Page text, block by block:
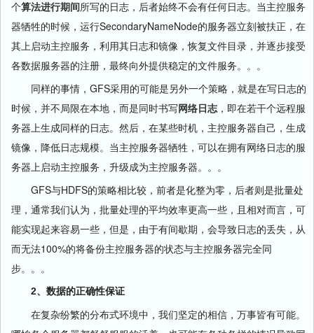
个算法进行期间所写的日志，后者始终不会有任何日志。当主控服务
器牺牲的时候，运行SecondaryNameNode的服务器立刻被扶正，在
其上启动主控服务，利用其日志和镜像，恢复文件目录，并逐步接受
各数据服务器的注册，最终向外提供稳定的文件服务。。。
同样的事情，GFS采用的可能是另外一个策略，就是在写日志的
时候，并不局限在本地，而是同时书写网络日志，即在若干个远程服
务器上生成同样的日志。然后，在某些时机，主控服务器自己，生成
镜像，降低日志规模。当主控服务器牺牲，可以在拥有网络日志的服
务器上启动主控服务，升级成为主控服务器。。。
GFS与HDFS的策略相比较，前者是化整为零，后者则是批量处
理，通常我们认为，批量处理的平均效率更高一些，且相对而言，可
能实现起来容易一些，但是，由于有间歇期，会导致日志的丢失，从
而无法100%的将备份主控服务器的状态与主控服务器完全同
步。。。
2、数据的正确性保证
在复杂纷繁的分布式环境中，我们坚定的相信，万事皆有可能。